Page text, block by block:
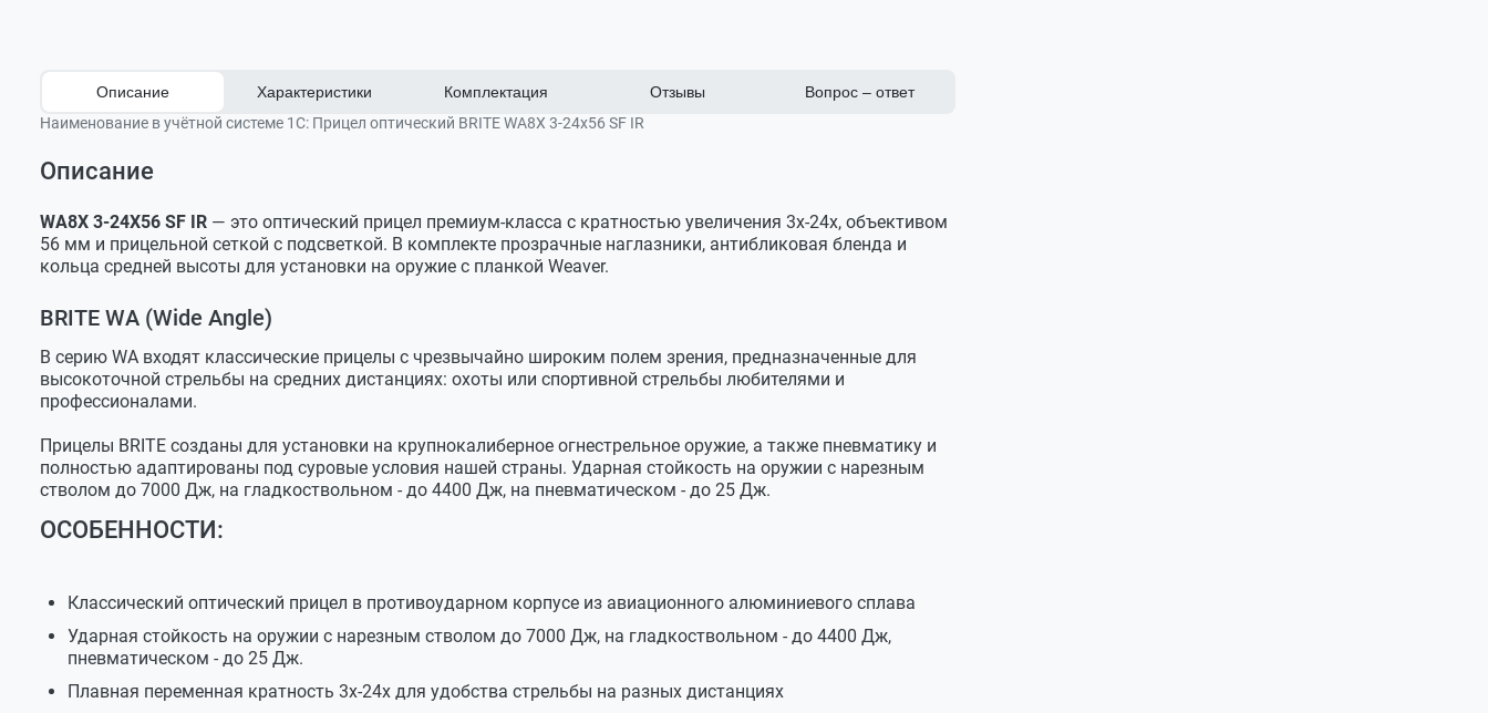
Описание Характеристики Комплектация Отзывы
Вопрос – ответ
Наименование в учётной системе 1С: Прицел оптический BRITE WA8X 3-24x56 SF IR
Описание
WA8X 3-24X56 SF IR — это оптический прицел премиум-класса с кратностью увеличения 3х-24х, объективом
56 мм и прицельной сеткой с подсветкой. В комплекте прозрачные наглазники, антибликовая бленда и
кольца средней высоты для установки на оружие с планкой Weaver.
BRITE WA (Wide Angle)
В серию WA входят классические прицелы с чрезвычайно широким полем зрения, предназначенные для
высокоточной стрельбы на средних дистанциях: охоты или спортивной стрельбы любителями и
профессионалами.
Прицелы BRITE созданы для установки на крупнокалиберное огнестрельное оружие, а также пневматику и
полностью адаптированы под суровые условия нашей страны. Ударная стойкость на оружии с нарезным
стволом до 7000 Дж, на гладкоствольном - до 4400 Дж, на пневматическом - до 25 Дж.
ОСОБЕННОСТИ:
Классический оптический прицел в противоударном корпусе из авиационного алюминиевого сплава
Ударная стойкость на оружии с нарезным стволом до 7000 Дж, на гладкоствольном - до 4400 Дж,
пневматическом - до 25 Дж.
Плавная переменная кратность 3х-24х для удобства стрельбы на разных дистанциях
Модель
Артикул 31510
Увеличение 3X-24X
Диаметр трубы
Длина 381 мм
Линейное поле зрения,
Линейное поле зрения,
на дистанции 100 м
12.53-1.6 м
Диапазон ввода поправок
Отстройка параллакса
Диоптрийная коррекция -3 / +2
Прицел
Комплект аксессуаров
Руководство по эксплуатации и гарантийный талон
Оставить отзыв
Задать вопрос